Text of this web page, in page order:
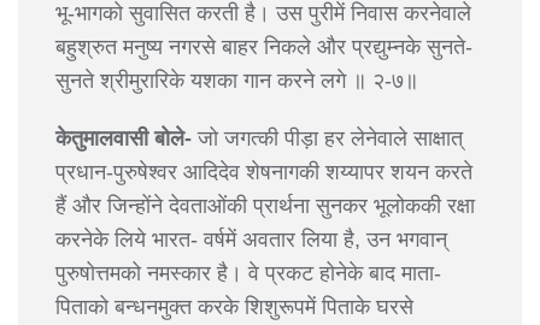
भू-भागको सुवासित करती है। उस पुरीमें निवास करनेवाले
बहुश्रुत मनुष्य नगरसे बाहर निकले और प्रद्युम्नके सुनते-
सुनते श्रीमुरारिके यशका गान करने लगे ॥ २-७॥
केतुमालवासी बोले- जो जगत्की पीड़ा हर लेनेवाले साक्षात्
प्रधान-पुरुषेश्वर आदिदेव शेषनागकी शय्यापर शयन करते
हैं और जिन्होंने देवताओंकी प्रार्थना सुनकर भूलोककी रक्षा
करनेके लिये भारत- वर्षमें अवतार लिया है, उन भगवान्
पुरुषोत्तमको नमस्कार है। वे प्रकट होनेके बाद माता-
पिताको बन्धनमुक्त करके शिशुरूपमें पिताके घरसे